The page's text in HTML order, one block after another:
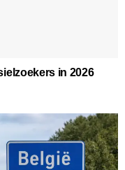
in 2026